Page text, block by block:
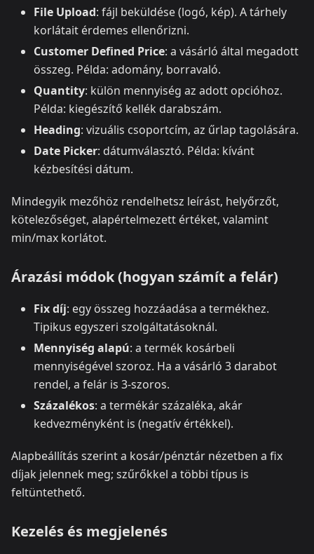
File Upload: fájl beküldése (logó, kép). A tárhely
korlátait érdemes ellenőrizni.
Customer Defined Price: a vásárló által megadott
összeg. Példa: adomány, borravaló.
Quantity: külön mennyiség az adott opcióhoz.
Példa: kiegészítő kellék darabszám.
Heading: vizuális csoportcím, az űrlap tagolására.
Date Picker: dátumválasztó. Példa: kívánt
kézbesítési dátum.
Mindegyik mezőhöz rendelhetsz leírást, helyőrzőt,
kötelezőséget, alapértelmezett értéket, valamint
min/max korlátot.
Árazási módok (hogyan számít a felár)
Fix díj: egy összeg hozzáadása a termékhez.
Tipikus egyszeri szolgáltatásoknál.
Mennyiség alapú: a termék kosárbeli
mennyiségével szoroz. Ha a vásárló 3 darabot
rendel, a felár is 3-szoros.
Százalékos: a termékár százaléka, akár
kedvezményként is (negatív értékkel).
Alapbeállítás szerint a kosár/pénztár nézetben a fix
díjak jelennek meg; szűrőkkel a többi típus is
feltüntethető.
Kezelés és megjelenés